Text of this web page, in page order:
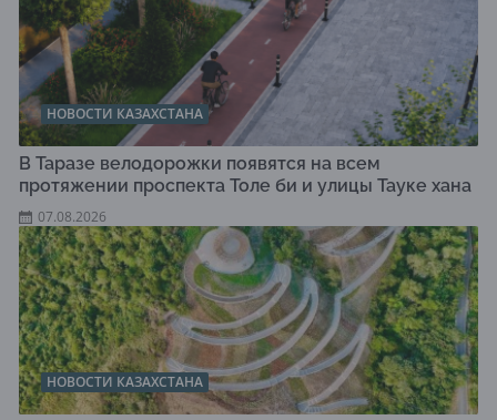
НОВОСТИ КАЗАХСТАНА
В Таразе велодорожки появятся на всем
протяжении проспекта Толе би и улицы Тауке хана
07.08.2026
НОВОСТИ КАЗАХСТАНА